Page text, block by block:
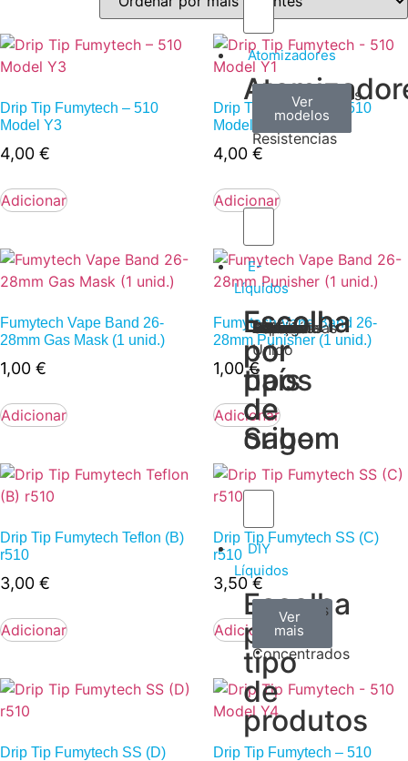
Atomizadores
Claromizadores
Ver
modelos
Reconstruíveis
Ver
modelos
Resistencias
Ver
modelos
E-
Líquidos
Escolha
por
tipos
de
Sabor
Tabaco
Frutas
Bebidas
Frescos
Sobremesas
Escolha
por
país
de
origem
Portugal
Alemanha
USA
Reino
Unido
Canadá
França
Malásia
Filipinas
Espanha
Polónia
Grécia
DIY
Líquidos
Escolha
por
tipo
de
produtos
Aromas
Concentrados
Ver
todos
Bases
Ver
mais
Accesorios
Ver
mais
Drip Tip Fumytech – 510
Model Y3
4,00 €
Adicionar
Drip Tip Fumytech – 510
Model Y1
4,00 €
Adicionar
Fumytech Vape Band 26-
28mm Gas Mask (1 unid.)
1,00 €
Adicionar
Fumytech Vape Band 26-
28mm Punisher (1 unid.)
1,00€
Adicionar
Drip Tip Fumytech Teflon (B)
r510
3,00 €
Adicionar
Drip Tip Fumytech SS (C)
r510
3,50€
Adicionar
Drip Tip Fumytech SS (D)
Drip Tip Fumytech – 510